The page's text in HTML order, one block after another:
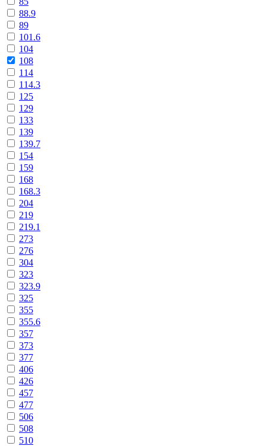
88.9
89
101.6
104
108
114
114.3
125
129
133
139
139.7
154
159
168
168.3
204
219
219.1
273
276
304
323
323.9
325
355
355.6
357
373
377
406
426
457
477
506
508
510